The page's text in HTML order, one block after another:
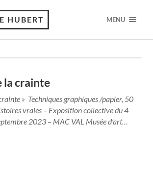
HUBERT MENU
la crainte
» Techniques graphiques /papier, 50
vraies – Exposition collective du 4
2023 – MAC VAL Musée d’art…